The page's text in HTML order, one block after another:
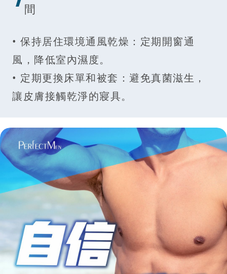
間
• 保持居住環境通風乾燥：定期開窗通
風，降低室內濕度。
• 定期更換床單和被套：避免真菌滋生，
讓皮膚接觸乾淨的寢具。